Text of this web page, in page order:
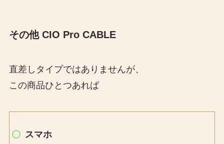
その他 CIO Pro CABLE
直差しタイプではありませんが、
この商品ひとつあれば
スマホ